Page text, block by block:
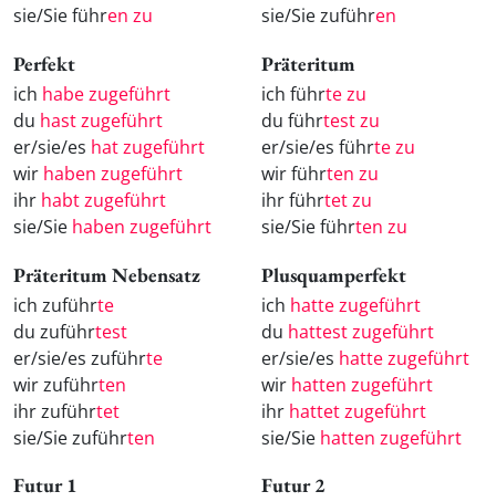
sie/Sie führen zu
sie/Sie zuführen
Perfekt
ich habe zugeführt
du hast zugeführt
er/sie/es hat zugeführt
wir haben zugeführt
ihr habt zugeführt
sie/Sie haben zugeführt
Präteritum
ich führte zu
du führtest zu
er/sie/es führte zu
wir führten zu
ihr führtet zu
sie/Sie führten zu
Präteritum Nebensatz
ich zuführte
du zuführtest
er/sie/es zuführte
wir zuführten
ihr zuführtet
sie/Sie zuführten
Plusquamperfekt
ich hatte zugeführt
du hattest zugeführt
er/sie/es hatte zugeführt
wir hatten zugeführt
ihr hattet zugeführt
sie/Sie hatten zugeführt
Futur 1 Futur 2